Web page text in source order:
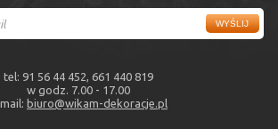
tel: 91 56 44 452, 661 440 819
w godz. 7.00 - 17.00
biuro@wikam-dekoracje.pl